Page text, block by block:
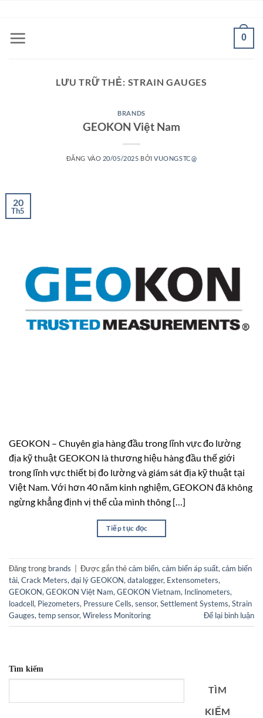
nội
0
LƯU TRỮ THẺ: STRAIN GAUGES
BRANDS
GEOKON Việt Nam
ĐĂNG VÀO 20/05/2025 BỞIVUONGSTC@
20
Th5
GEOKON – Chuyên gia hàng đầu trong lĩnh vực đo lường
địa kỹ thuật GEOKON là thương hiệu hàng đầu thế giới
trong lĩnh vực thiết bị đo lường và giám sát địa kỹ thuật tại
Việt Nam. Với hơn 40 năm kinh nghiệm, GEOKON đã không
ngừng khẳng định vị thế của mình thông […]
Tiếp tục đọc
Đăng trong brands Được gắn thẻcảm biến, cảm biến áp suất, cảm biến
tải, Crack Meters, đại lý GEOKON, datalogger, Extensometers,
GEOKON, GEOKON Việt Nam, GEOKON Vietnam, Inclinometers,
loadcell, Piezometers, Pressure Cells, sensor, Settlement Systems, Strain
Gauges, temp sensor, Wireless Monitoring Để lại bình luận
Tìm kiếm
TÌM
KIẾM